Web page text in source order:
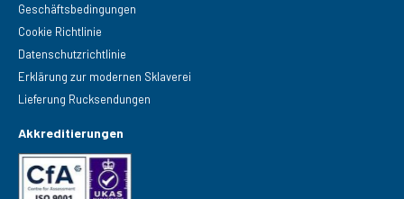
Geschäftsbedingungen
Cookie Richtlinie
Datenschutzrichtlinie
Erklärung zur modernen Sklaverei
Lieferung Rucksendungen
Akkreditierungen